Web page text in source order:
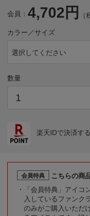
会員： 4,702円 （
カラー／サイズ
選択してください
数量
楽天IDで決済す
会員特典
こちらの商
「会員特典」アイ
入しているファンク
のみがご購入いただ